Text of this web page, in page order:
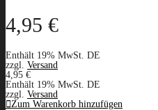
4,95 €
Enthält 19% MwSt. DE
zzgl. Versand
4,95 €
Enthält 19% MwSt. DE
zzgl. Versand
Zum Warenkorb hinzufügen